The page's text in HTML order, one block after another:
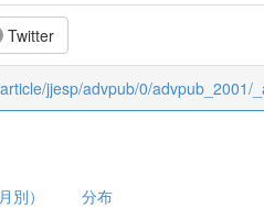
Twitter
jjesp/advpub/0/advpub_2001/
別） 分布